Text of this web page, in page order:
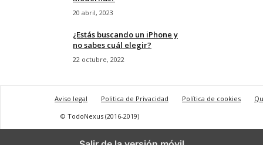
20 abril, 2023
¿Estás buscando un iPhone y
no sabes cuál elegir?
22 octubre, 2022
Aviso legal Politica de Privacidad Política de cookies
© TodoNexus (2016-2019)